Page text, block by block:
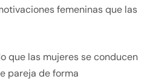
femeninas que las
que las mujeres se conducen
pareja de forma